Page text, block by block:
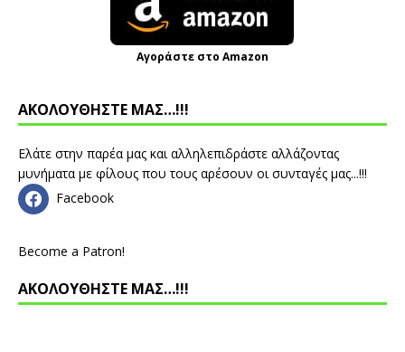
Αγοράστε στο Amazon
ΑΚΟΛΟΥΘΗΣΤΕ ΜΑΣ…!!!
Ελάτε στην παρέα μας και αλληλεπιδράστε αλλάζοντας
μυνήματα με φίλους που τους αρέσουν οι συνταγές μας...!!!
Facebook
Become a Patron!
ΑΚΟΛΟΥΘΗΣΤΕ ΜΑΣ…!!!